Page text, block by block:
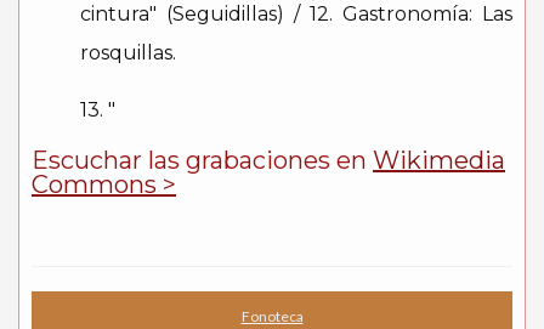
cintura" (Seguidillas) / 12. Gastronomía: Las
rosquillas.
13. "
Escuchar las grabaciones en Wikimedia
Commons >
Fonoteca